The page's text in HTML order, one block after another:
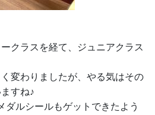
クラスを経て、ジュニアクラス
変わりましたが、やる気はその
すね♪
ダルシールもゲットできたよう